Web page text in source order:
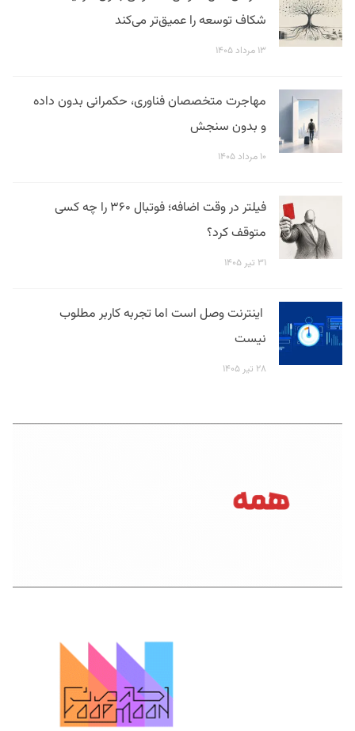
شکاف توسعه را عمیق‌تر می‌کند
۱۳ مرداد ۱۴۰۵
مهاجرت متخصصان فناوری، حکمرانی بدون داده
و بدون سنجش
۱۰ مرداد ۱۴۰۵
فیلتر در وقت اضافه؛ فوتبال ۳۶۰ را چه کسی
متوقف کرد؟
۳۱ تیر ۱۴۰۵
اینترنت وصل است اما تجربه کاربر مطلوب
نیست
۲۸ تیر ۱۴۰۵